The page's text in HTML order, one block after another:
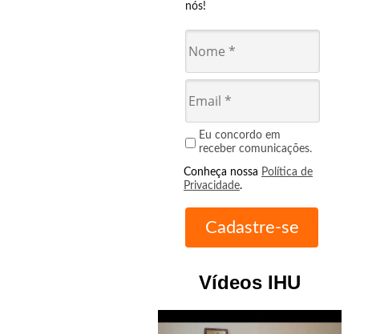
nós!
Eu concordo em
receber comunicações.
Conheça nossa Política de
Privacidade.
Vídeos IHU